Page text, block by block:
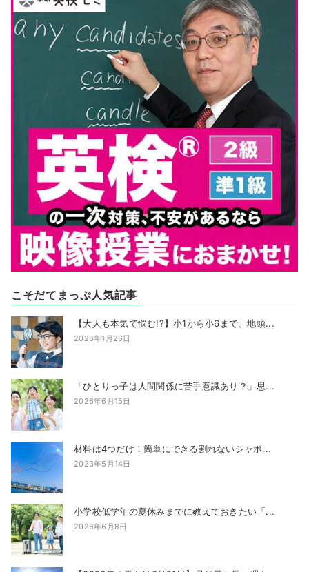
こそだてまっぷ人気記事
【大人も本気で悩む!?】小1から小6まで、地頭...
2026年1月26日
「ひとりっ子は人間関係に苦手意識あり？」思...
2026年6月15日
材料は4つだけ！簡単にできる割れないシャボ...
2023年5月14日
小学校低学年の夏休みまでに教えておきたい「...
2026年6月8日